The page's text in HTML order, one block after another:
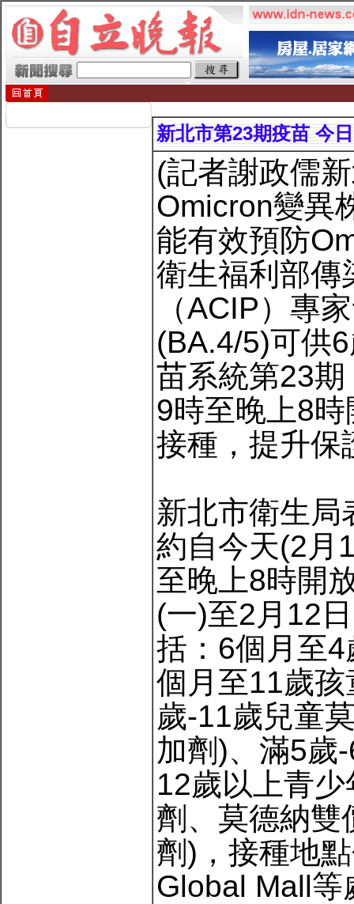
新北市第23期疫苗 今
(記者謝政儒
Omicron變異
能有效預防
衛生福利部傳
（ACIP）專
(BA.4/5)可供
苗系統第23
9時至晚上8
接種，提升保
新北市衛生局
約自今天(2月
至晚上8時開
(一)至2月12
括：6個月至
個月至11歲
歲-11歲兒童
加劑)、滿5歲
12歲以上青
劑、莫德納雙
劑)，接種地
Global Mall等